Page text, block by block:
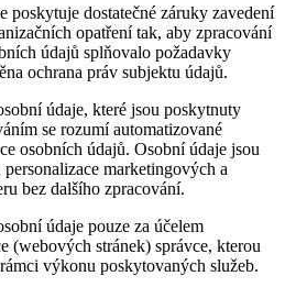
poskytuje dostatečné záruky zavedení
opatření tak, aby zpracování
údajů splňovalo požadavky
ochrana práv subjektu údajů.
údaje, které jsou poskytnuty
se rozumí automatizované
osobních údajů. Osobní údaje jsou
marketingových a
bez dalšího zpracování.
údaje pouze za účelem
(webových stránek) správce, kterou
výkonu poskytovaných služeb.